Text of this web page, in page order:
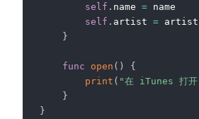
self . name = name
self . artist = artist
}
func open ( )
{
print ( "在 iTunes 打开
}
}